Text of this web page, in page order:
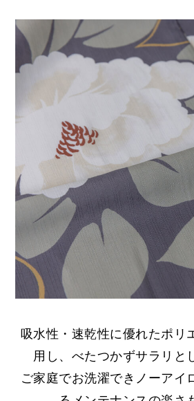
吸水性・速乾性に優れたポリ
用し、べたつかずサラリと
ご家庭でお洗濯できノーアイ